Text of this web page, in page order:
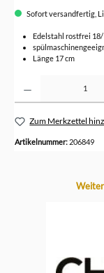
Sofort versandfertig,
Edelstahl rostfrei
Länge 17 cm
Zum Merkzettel
Artikelnummer: 206849
Produktgalerie